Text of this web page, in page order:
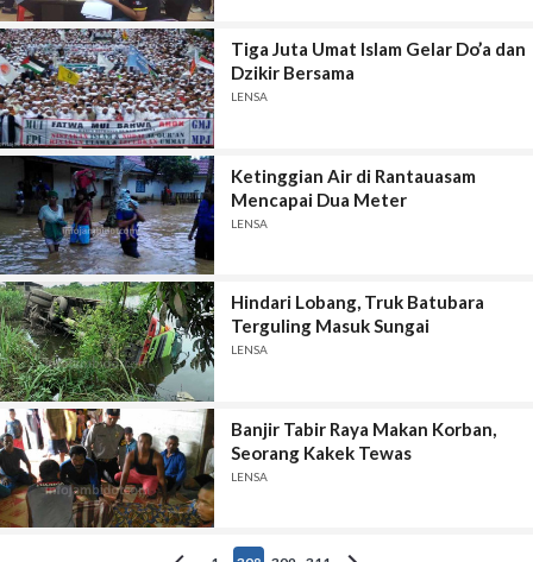
Tiga Juta Umat Islam Gelar Do’a dan
Dzikir Bersama
LENSA
Ketinggian Air di Rantauasam
Mencapai Dua Meter
LENSA
Hindari Lobang, Truk Batubara
Terguling Masuk Sungai
LENSA
Banjir Tabir Raya Makan Korban,
Seorang Kakek Tewas
LENSA